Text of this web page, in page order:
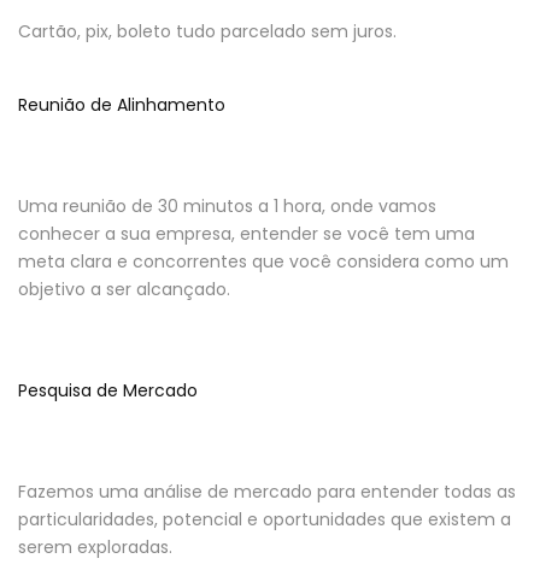
Cartão, pix, boleto tudo parcelado sem juros.
Reunião de Alinhamento
Uma reunião de 30 minutos a 1 hora, onde vamos
conhecer a sua empresa, entender se você tem uma
meta clara e concorrentes que você considera como um
objetivo a ser alcançado.
Pesquisa de Mercado
Fazemos uma análise de mercado para entender todas as
particularidades, potencial e oportunidades que existem a
serem exploradas.